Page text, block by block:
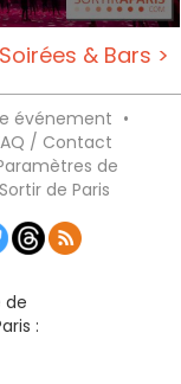
& Bars >
événement •
/ Contact
de
Sortir de Paris
de
: